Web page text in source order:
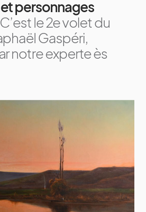
personnages
C’est le 2e volet du
Gaspéri,
notre experte ès